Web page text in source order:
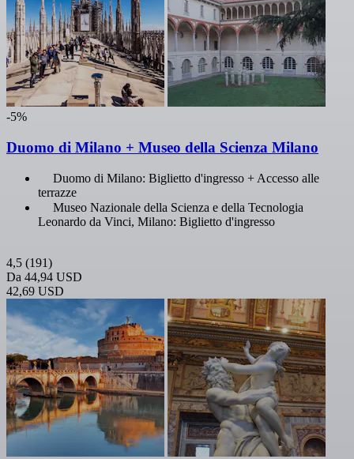
-5%
Duomo di Milano + Museo della Scienza Milano
Duomo di Milano: Biglietto d'ingresso + Accesso alle
terrazze
Museo Nazionale della Scienza e della Tecnologia
Leonardo da Vinci, Milano: Biglietto d'ingresso
4,5 (191)
Da 44,94 USD
42,69 USD